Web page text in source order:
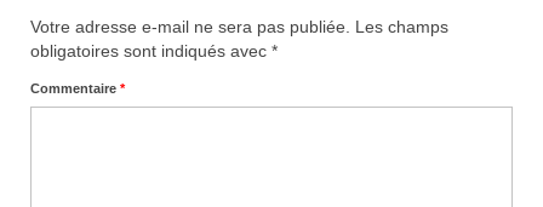
Votre adresse e-mail ne sera pas publiée.
Les champs
obligatoires sont indiqués avec *
Commentaire *